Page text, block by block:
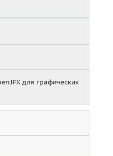
для графических